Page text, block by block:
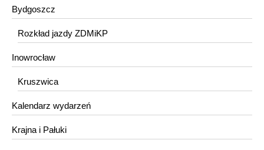
Bydgoszcz
Rozkład jazdy ZDMiKP
Inowrocław
Kruszwica
Kalendarz wydarzeń
Krajna i Pałuki